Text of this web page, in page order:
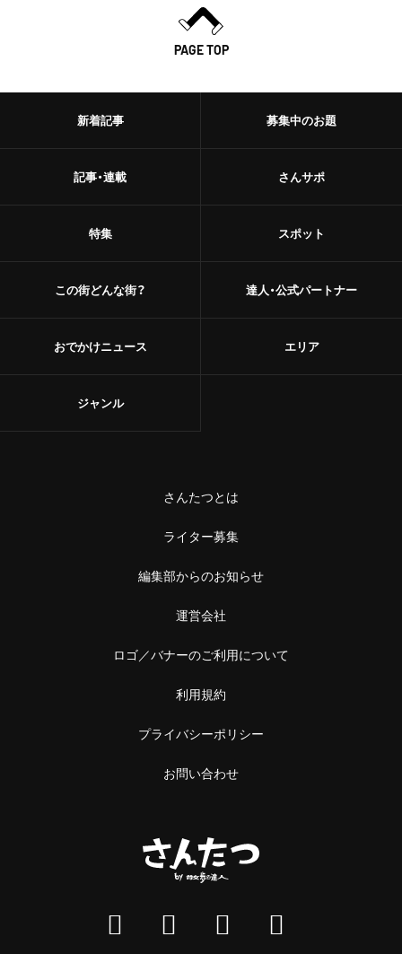
PAGE TOP
新着記事
記事・連載
特集
この街どんな街？
おでかけニュース
募集中のお題
さんサポ
スポット
達人・公式パートナー
エリア
ジャンル
さんたつとは
ライター募集
編集部からのお知らせ
運営会社
ロゴ／バナーのご利用について
利用規約
プライバシーポリシー
お問い合わせ